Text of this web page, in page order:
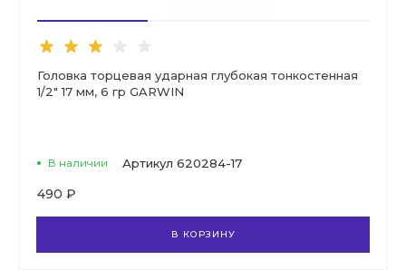
Головка торцевая ударная глубокая тонкостенная
1/2" 17 мм, 6 гр GARWIN
В наличии Артикул 620284-17
490 ₽
В КОРЗИНУ